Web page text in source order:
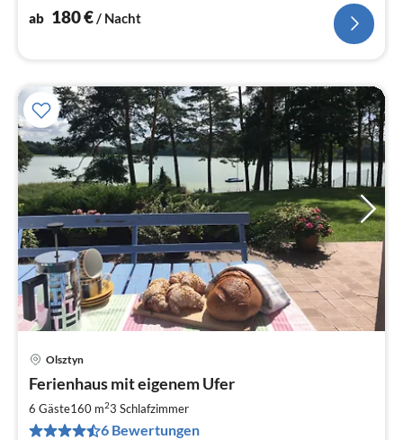
Rübezahl) steht.
ab 180€/ Nacht
Olsztyn
Ferienhaus mit eigenem Ufer
6 Gäste160 m23 Schlafzimmer
6 Bewertungen